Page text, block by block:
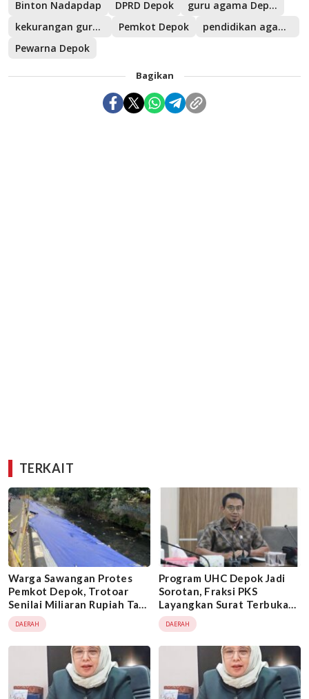
Binton Nadapdap DPRD Depok
guru agama Depok
kekurangan guru agama
Pemkot Depok
pendidikan agama di sekolah negeri
Pewarna Depok
Bagikan
TERKAIT
Warga Sawangan Protes
Pemkot Depok, Trotoar
Senilai Miliaran Rupiah Tapi
Baru Setahun Sudah Rusak
DAERAH
Program UHC Depok Jadi
Sorotan, Fraksi PKS
Layangkan Surat Terbuka
Wali Kota Depok Supian
Suri
DAERAH